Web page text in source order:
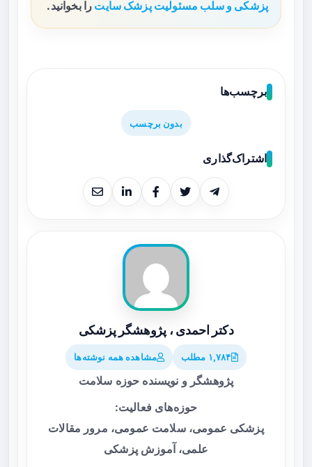
پزشکی و سلب مسئولیت پزشک سایت را بخوانید.
برچسب‌ها
بدون برچسب
اشتراک‌گذاری
دکتر احمدی ، پژوهشگر پزشکی
۱,۷۸۴ مطلب مشاهده همه نوشته‌ها
پژوهشگر و نویسنده حوزه سلامت
حوزه‌های فعالیت:
پزشکی عمومی، سلامت عمومی، مرور مقالات
علمی، آموزش پزشکی